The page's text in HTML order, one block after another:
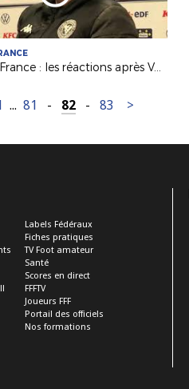
Coupe de France : les réactions après Volt. Châteaubriant / Montpellier HSC (0-1)
... 81 - 82 - 83 >
Labels Fédéraux
Fiches pratiques
TV Foot amateur
Santé
Scores en direct
FFFTV
Joueurs FFF
Portail des officiels
Nos formations